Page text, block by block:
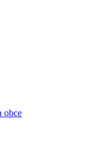
obce